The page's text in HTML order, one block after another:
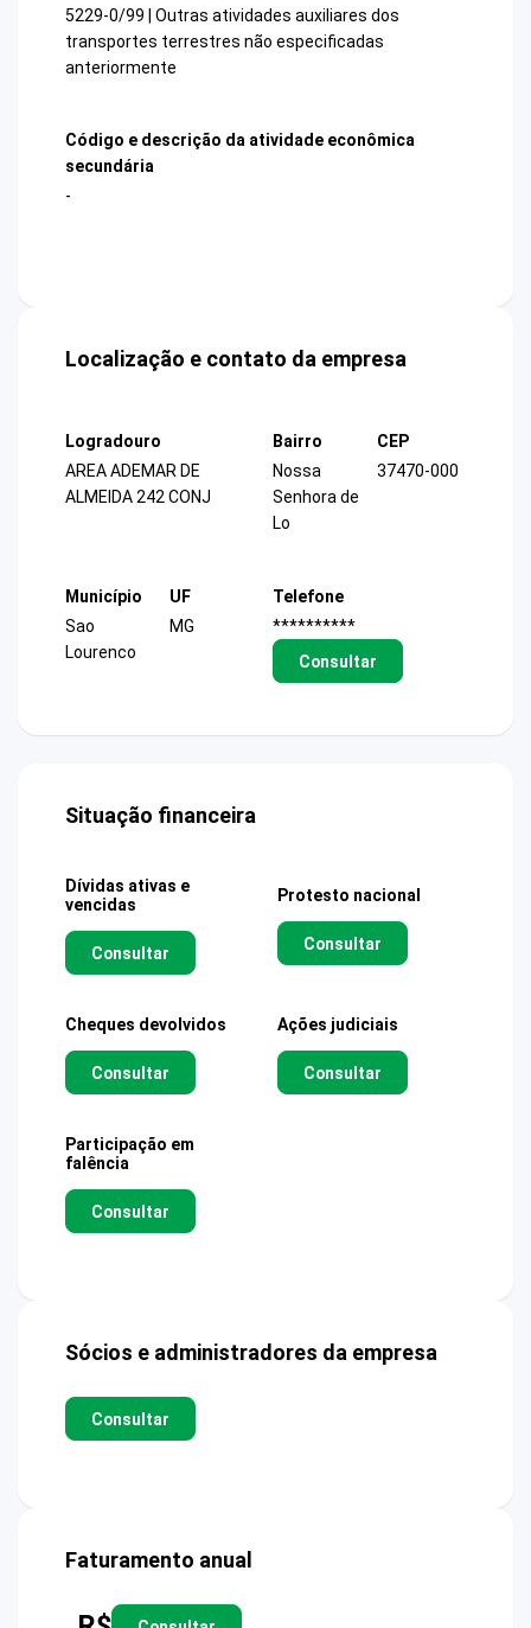
5229-0/99 | Outras atividades auxiliares dos
transportes terrestres não especificadas
anteriormente
Código e descrição da atividade econômica
secundária
-
Localização e contato da empresa
Logradouro
AREA ADEMAR DE
ALMEIDA 242 CONJ
Bairro
Nossa
Senhora de
Lo
CEP
37470-000
Município
Sao
Lourenco
UF
MG
Telefone
**********
Consultar
Situação financeira
Dívidas ativas e
vencidas
Consultar
Protesto nacional
Consultar
Cheques devolvidos
Consultar
Ações judiciais
Consultar
Participação em
falência
Consultar
Sócios e administradores da empresa
Consultar
Faturamento anual